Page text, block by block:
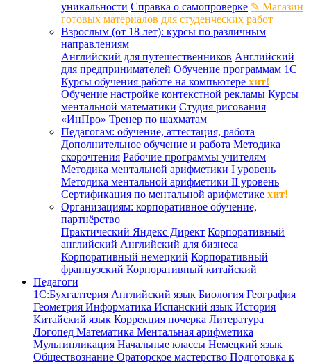
уникальности Справка о самопроверке ✎ Магазин
готовых материалов для студенческих работ
Взрослым (от 18 лет): курсы по различным
направлениям
Английский для путешественников Английский
для предпринимателей Обучение программам 1С
Курсы обучения работе на компьютере хит!
Обучение настройке контекстной рекламы Курсы
ментальной математики Студия рисования
«ИнПро» Тренер по шахматам
Педагогам: обучение, аттестация, работа
Дополнительное обучение и работа Методика
скорочтения Рабочие программы учителям
Методика ментальной арифметики I уровень
Методика ментальной арифметики II уровень
Сертификация по ментальной арифметике хит!
Организациям: корпоративное обучение,
партнёрство
Практический Яндекс Директ Корпоративный
английский Английский для бизнеса
Корпоративный немецкий Корпоративный
французский Корпоративный китайский
Педагоги
1С:Бухгалтерия Английский язык Биология География
Геометрия Информатика Испанский язык История
Китайский язык Коррекция почерка Литература
Логопед Математика Ментальная арифметика
Мультипликация Начальные классы Немецкий язык
Обществознание Ораторское мастерство Подготовка к